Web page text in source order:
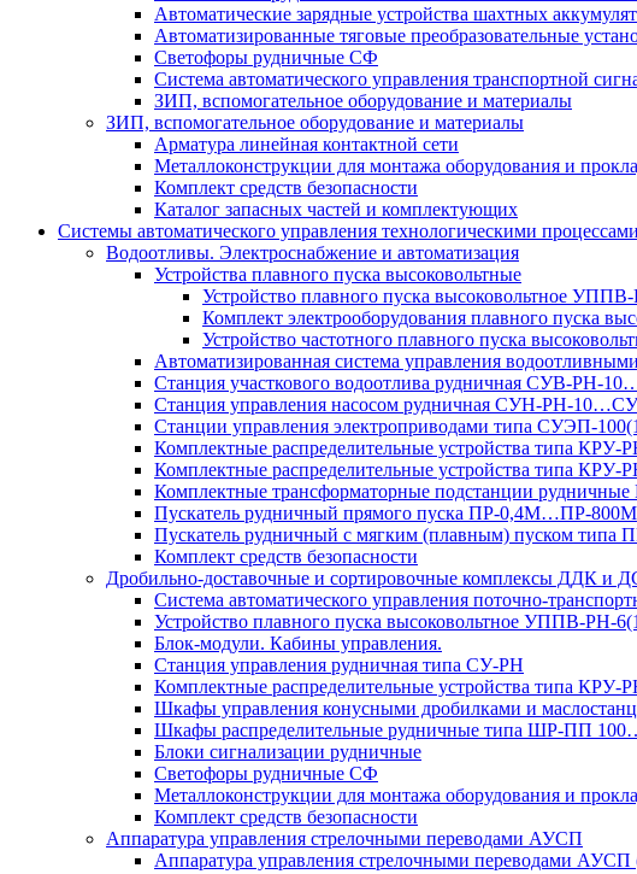
Автоматические зарядные устройства шахтных
Автоматизированные тяговые преобразовательные
Светофоры рудничные СФ
Система автоматического управления транспортной
ЗИП, вспомогательное оборудование и материалы
ЗИП, вспомогательное оборудование и материалы
Арматура линейная контактной сети
Металлоконструкции для монтажа оборудования и
Комплект средств безопасности
Каталог запасных частей и комплектующих
Системы автоматического управления технологическими процессами
Водоотливы. Электроснабжение и автоматизация
Устройства плавного пуска высоковольтные
Устройство плавного пуска высоковольтное
Комплект электрооборудования плавного пуска
Устройство частотного плавного пуска
Автоматизированная система управления
Станция участкового водоотлива рудничная СУВ-РН-
Станция управления насосом рудничная СУН-РН-
Станции управления электроприводами типа СУЭП-
Комплектные распределительные устройства типа
Комплектные распределительные устройства типа
Комплектные трансформаторные подстанции
Пускатель рудничный прямого пуска ПР-0,4М…ПР-800М
Пускатель рудничный с мягким (плавным) пуском
Комплект средств безопасности
Дробильно-доставочные и сортировочные комплексы ДДК и
Система автоматического управления поточно-
Устройство плавного пуска высоковольтное УППВ-РН-
Блок-модули. Кабины управления.
Станция управления рудничная типа СУ-РН
Комплектные распределительные устройства типа
Шкафы управления конусными дробилками и
Шкафы распределительные рудничные типа ШР-ПП
Блоки сигнализации рудничные
Светофоры рудничные СФ
Металлоконструкции для монтажа оборудования и
Комплект средств безопасности
Аппаратура управления стрелочными переводами АУСП
Аппаратура управления стрелочными переводами